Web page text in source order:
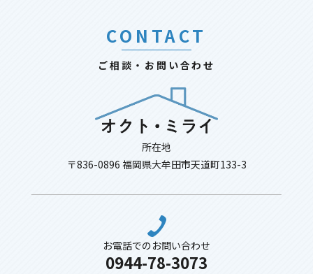
CONTACT
ご相談・お問い合わせ
所在地
〒836-0896 福岡県大牟田市天道町133-3
お電話でのお問い合わせ
0944-78-3073